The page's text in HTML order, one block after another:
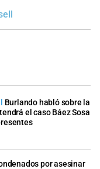
Burlando habló sobre la
el caso Báez Sosa
por asesinar